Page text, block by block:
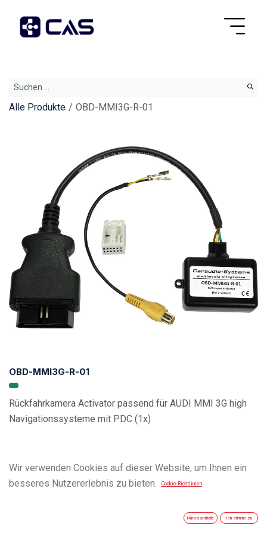
Alle Produkte OBD-MMI3G-R-01
OBD-MMI3G-R-01
Rückfahrkamera Activator passend für AUDI MMI 3G high
Navigationssysteme mit PDC (1x)
Wir verwenden Cookies auf dieser Website, um Ihnen ein
besseres Nutzererlebnis zu bieten.
Cookie-Richtlinien
Nur essentielle Ich stimme zu